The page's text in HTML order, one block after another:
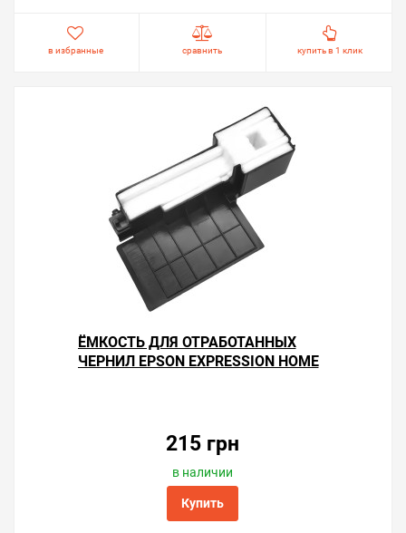
в избранные сравнить купить в 1 клик
ЁМКОСТЬ ДЛЯ ОТРАБОТАННЫХ
ЧЕРНИЛ EPSON EXPRESSION HOME
215 грн
в наличии
Купить